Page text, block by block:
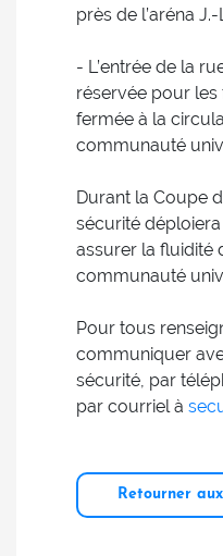
près de l’aréna
- L’entrée de la
réservée pour les
fermée à la
communauté
Durant la Coupe
sécurité
assurer la fluidité
communauté
Pour tous
communiquer
sécurité, par
par courriel à
Retourner